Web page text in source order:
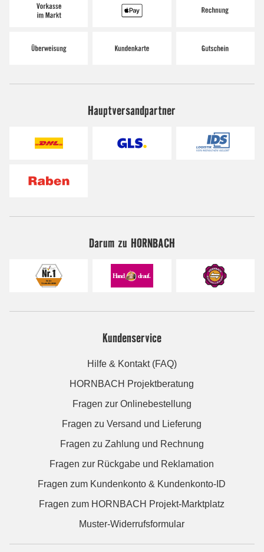
Hauptversandpartner
Darum zu HORNBACH
Kundenservice
Hilfe & Kontakt (FAQ)
HORNBACH Projektberatung
Fragen zur Onlinebestellung
Fragen zu Versand und Lieferung
Fragen zu Zahlung und Rechnung
Fragen zur Rückgabe und Reklamation
Fragen zum Kundenkonto & Kundenkonto-ID
Fragen zum HORNBACH Projekt-Marktplatz
Muster-Widerrufsformular